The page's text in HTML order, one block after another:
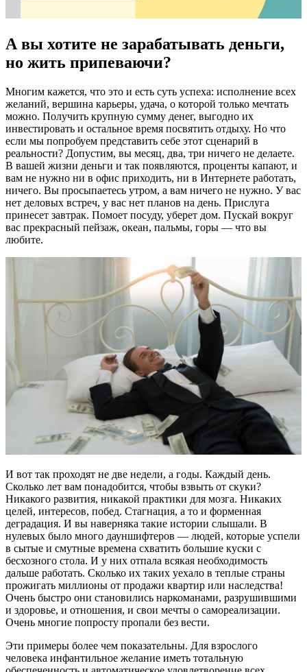
А вы хотите не зарабатывать деньги,
но жить припеваючи?
Многим кажется, что это и есть суть успеха: исполнение всех
желаний, вершина карьеры, удача, о которой только мечтать
можно. Получить крупную сумму денег, выгодно их
инвестировать и остальное время посвятить отдыху. Но что
если мы попробуем представить себе этот сценарий в
реальности? Допустим, вы месяц, два, три ничего не делаете.
В вашей жизни деньги и так появляются, проценты капают, и
вам не нужно ни в офис приходить, ни в Интернете работать,
ничего. Вы просыпаетесь утром, а вам ничего не нужно. У вас
нет деловых встреч, у вас нет планов на день. Прислуга
принесет завтрак. Помоет посуду, уберет дом. Пускай вокруг
вас прекрасный пейзаж, океан, пальмы, горы — что вы
любите.
И вот так проходят не две недели, а годы. Каждый день.
Сколько лет вам понадобится, чтобы взвыть от скуки?
Никакого развития, никакой практики для мозга. Никаких
целей, интересов, побед. Стагнация, а то и форменная
деградация. И вы наверняка такие истории слышали. В
нулевых было много дауншифтеров — людей, которые успели
в сытые и смутные времена схватить большие куски с
бесхозного стола. И у них отпала всякая необходимость
дальше работать. Сколько их таких уехало в теплые страны
прожигать миллионы от продажи квартир или наследства!
Очень быстро они становились наркоманами, разрушившими
и здоровье, и отношения, и свои мечты о самореализации.
Очень многие попросту пропали без вести.
Эти примеры более чем показательны. Для взрослого
человека инфантильное желание иметь тотальную